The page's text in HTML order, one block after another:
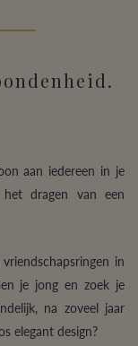
aan iedereen in je
dragen van een
in
je jong en zoek je
na zoveel jaar
elegant design?